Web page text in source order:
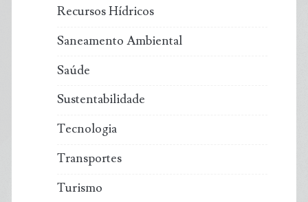
Recursos Hídricos
Saneamento Ambiental
Saúde
Sustentabilidade
Tecnologia
Transportes
Turismo